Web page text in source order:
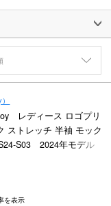
レディース ロゴプリ
ストレッチ 半袖 モック
S03 2024年モデル
を表示